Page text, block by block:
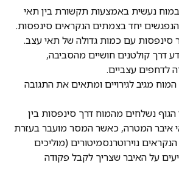
נעשית באמצעות תקשורת בין תאי
הנפגשים יחד בצמתים הנקראים סינפסות.
סינפסות עם כמות גדולה של תאי עצב.
דרך קולטנים חושיים מהסביבה,
לדחפים עצביים.
מגיב לגירויים ומתאים את התגובה
נשלחים מהמוח דרך סינפסות בין
איבר המטרה, כאשר המסר מועבר בעזרת
נוירוטרנסמיטורים (מוליכים
על האיבר שצריך לקבל פקודה